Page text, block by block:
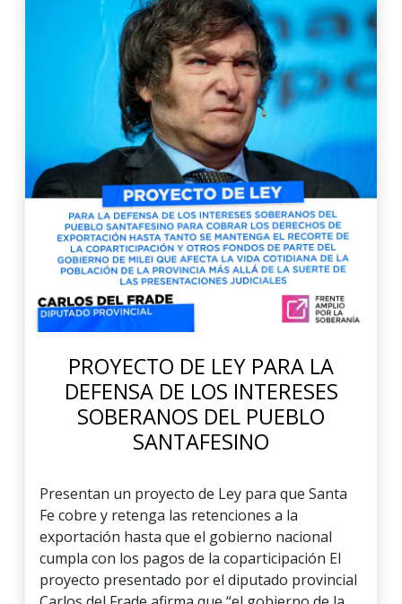
PROYECTO DE LEY PARA LA
DEFENSA DE LOS INTERESES
SOBERANOS DEL PUEBLO
SANTAFESINO
Presentan un proyecto de Ley para que Santa
Fe cobre y retenga las retenciones a la
exportación hasta que el gobierno nacional
cumpla con los pagos de la coparticipación El
proyecto presentado por el diputado provincial